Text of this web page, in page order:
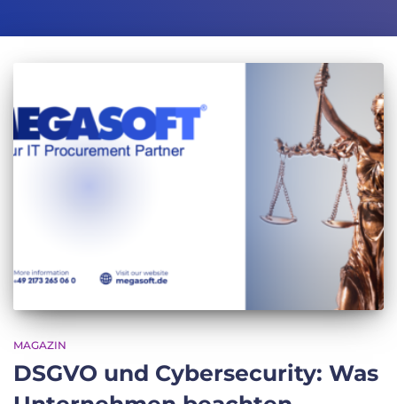
MAGAZIN
DSGVO und Cybersecurity: Was